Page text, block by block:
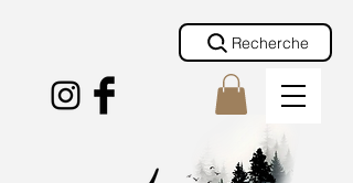
Recherche